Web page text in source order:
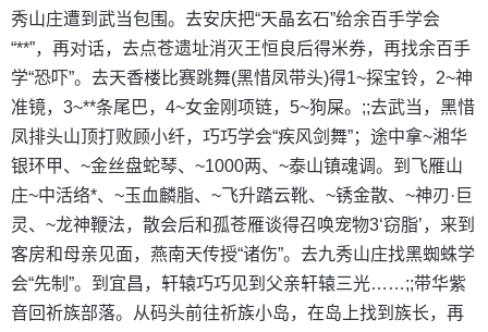
秀山庄遭到武当包围。去安庆把“天晶玄石”给余百手学会
“**”，再对话，去点苍遗址消灭王恒良后得米券，再找余百手
学“恐吓”。去天香楼比赛跳舞(黑惜凤带头)得1~探宝铃，2~神
准镜，3~**条尾巴，4~女金刚项链，5~狗屎。;;去武当，黑惜
凤排头山顶打败顾小纤，巧巧学会“疾风剑舞”；途中拿~湘华
银环甲、~金丝盘蛇琴、~1000两、~泰山镇魂调。到飞雁山
庄~中活络*、~玉血麟脂、~飞升踏云靴、~锈金散、~神刃·巨
灵、~龙神鞭法，散会后和孤苍雁谈得召唤宠物3‘窃脂’，来到
客房和母亲见面，燕南天传授“诸伤”。去九秀山庄找黑蜘蛛学
会“先制”。到宜昌，轩辕巧巧见到父亲轩辕三光……;;带华紫
音回祈族部落。从码头前往祈族小岛，在岛上找到族长，再